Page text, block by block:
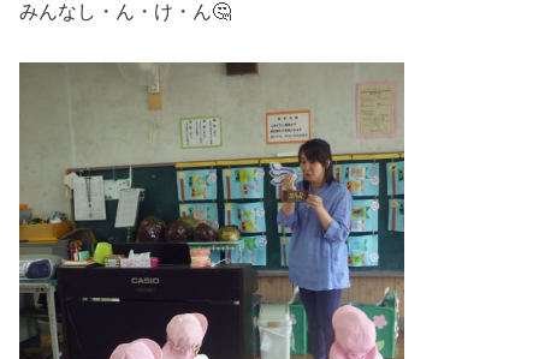
みんなし・ん・け・ん🤔